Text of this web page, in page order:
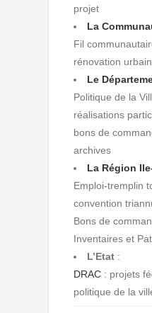
projet
La
Fil
rénovation
Le
Politique de la
réalisations
bons de
archives
La Région
Emploi-tremplin
convention
Bons de
Inventaires et
L’Etat :
DRAC : projets
politique de la